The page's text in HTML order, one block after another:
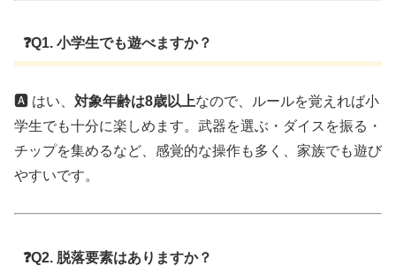
❓Q1. 小学生でも遊べますか？
🅰️ はい、 対象年齢は8歳以上なので、ルールを覚えれば小
学生でも十分に楽しめます。武器を選ぶ・ダイスを振る・
チップを集めるなど、感覚的な操作も多く、家族でも遊び
やすいです。
❓Q2. 脱落要素はありますか？